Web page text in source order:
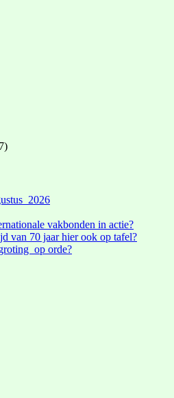
2026
vakbonden in actie?
van 70 jaar hier ook op tafel?
op orde?